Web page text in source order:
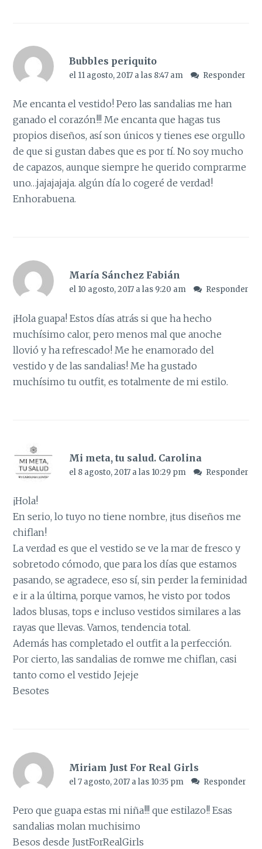
Bubbles periquito
el 11 agosto, 2017 a las 8:47 am Responder
Me encanta el vestido! Pero las sandalias me han
ganado el corazón!!! Me encanta que hagas tus
propios diseños, así son únicos y tienes ese orgullo
de que si gustan dabes que es por tí. No soy mucho
de capazos, aunque siempre he querido comprarme
uno…jajajajaja. algún día lo cogeré de verdad!
Enhorabuena.
María Sánchez Fabián
el 10 agosto, 2017 a las 9:20 am Responder
¡Hola guapa! Estos días atrás si que ha hecho
muchísimo calor, pero menos mal que anoche
llovió y ha refrescado! Me he enamorado del
vestido y de las sandalias! Me ha gustado
muchísimo tu outfit, es totalmente de mi estilo.
Mi meta, tu salud. Carolina
el 8 agosto, 2017 a las 10:29 pm Responder
¡Hola!
En serio, lo tuyo no tiene nombre, ¡tus diseños me
chiflan!
La verdad es que el vestido se ve la mar de fresco y
sobretodo cómodo, que para los días que estamos
pasando, se agradece, eso sí, sin perder la feminidad
e ir a la última, porque vamos, he visto por todos
lados blusas, tops e incluso vestidos similares a las
rayas que llevas. Vamos, tendencia total.
Además has completado el outfit a la perfección.
Por cierto, las sandalias de romwe me chiflan, casi
tanto como el vestido Jejeje
Besotes
Miriam Just For Real Girls
el 7 agosto, 2017 a las 10:35 pm Responder
Pero que guapa estas mi niña!!! que estilazo!! Esas
sandalias molan muchisimo
Besos desde JustForRealGirls